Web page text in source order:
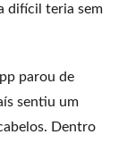
difícil teria sem
parou de
sentiu um
Dentro